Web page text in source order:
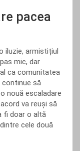
pacea
iluzie, armistițiul
mic, dar
ca comunitatea
continue să
nouă escaladare
va reuși să
fi doar o altă
cele două